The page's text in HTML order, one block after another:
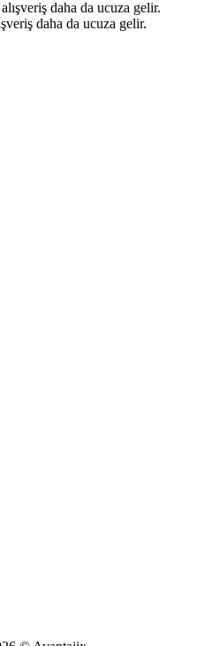
daha da ucuza gelir.